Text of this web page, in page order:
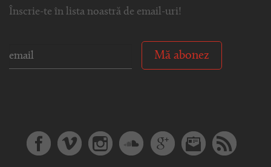
Înscrie-te în lista noastră de email-uri!
Mă abonez